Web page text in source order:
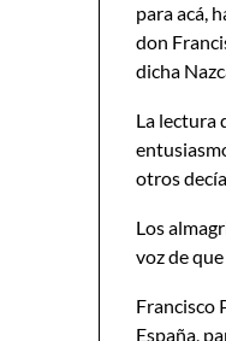
para acá,
don
dicha
La lectura
otros
Los
voz de
Francisco
España,